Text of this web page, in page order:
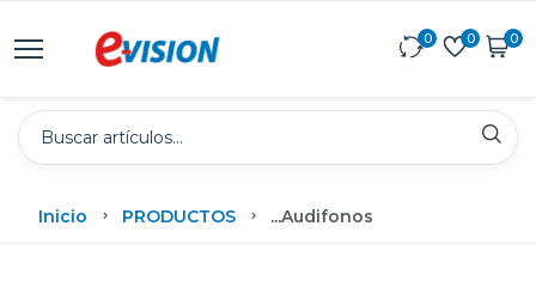
0 0 0
Inicio PRODUCTOS ...Audifonos